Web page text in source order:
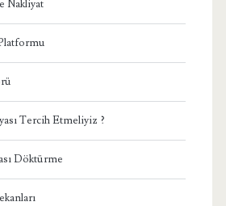
Nakliyat
Tercih Etmeliyiz ?
Döktürme